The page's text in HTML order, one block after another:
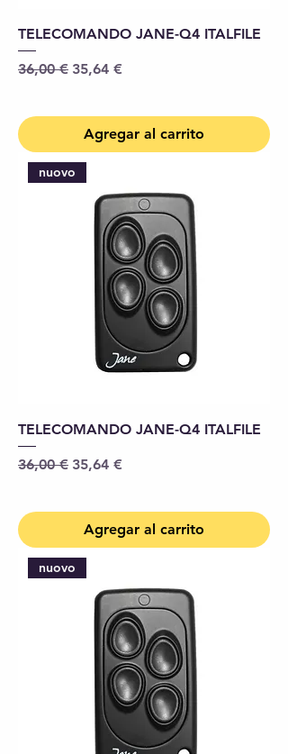
TELECOMANDO JANE-Q4 ITALFILE
Precio
36,00 € Precio de oferta
35,64 €
Agregar al carrito
nuovo
TELECOMANDO JANE-Q4 ITALFILE
Precio
36,00 € Precio de oferta
35,64 €
Agregar al carrito
nuovo